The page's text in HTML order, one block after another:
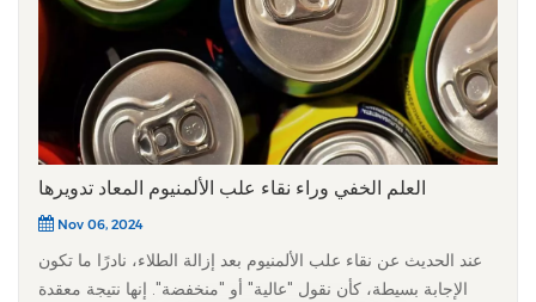
العلم الخفي وراء نقاء علب الألمنيوم المعاد تدويرها
Nov 06, 2024
عند الحديث عن نقاء علب الألمنيوم بعد إزالة الطلاء، نادرًا ما تكون
الإجابة بسيطة، كأن نقول "عالية" أو "منخفضة". إنها نتيجة معقدة